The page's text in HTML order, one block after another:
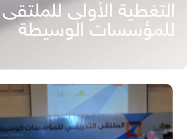
التغطية الأولى للملتقى
للمؤسسات الوسيطة